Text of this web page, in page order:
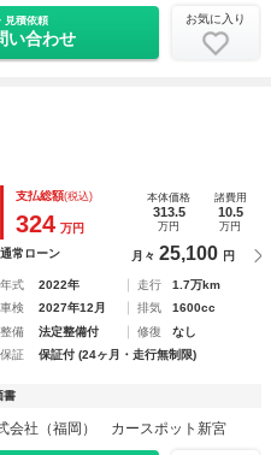
見積依頼
い合わせ
お気に入り
支払総額(税込)
324 万円
本体価格
313.5
万円
諸費用
10.5
万円
通常ローン 月々 25,100 円
年式 2022年 走行
1.7万km
車検
2027年12月 排気
1600cc
整備
法定整備付 修復
なし
保証
保証付 (24ヶ月・走行無制限)
書
会社（福岡） カースポット新宮